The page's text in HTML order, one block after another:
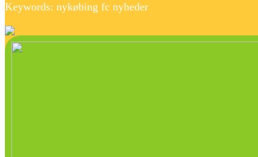
Keywords: nykøbing fc nyheder